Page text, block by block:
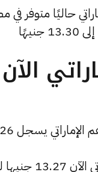
حاليًا متوفر
للشراء و 13.30 جنيها للبيع.
للبيع.